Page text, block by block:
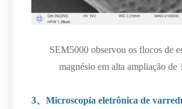
SEM5000 observou os flocos de
magnésio em alta ampliação de
3、Microscopia eletrônica de